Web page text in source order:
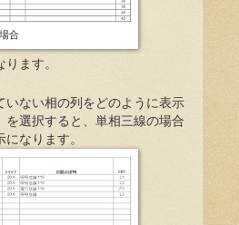
合
ます。
いない相の列をどのように表示
を選択すると、単相三線の場合
なります。